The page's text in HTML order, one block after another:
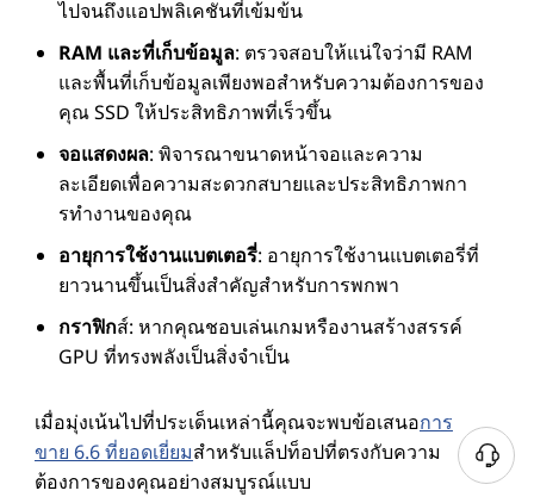
ไปจนถึงแอปพลิเคชันที่เข้มข้น
RAM และที่เก็บข้อมูล: ตรวจสอบให้แน่ใจว่ามี RAM
และพื้นที่เก็บข้อมูลเพียงพอสําหรับความต้องการของ
คุณ SSD ให้ประสิทธิภาพที่เร็วขึ้น
จอแสดงผล: พิจารณาขนาดหน้าจอและความ
ละเอียดเพื่อความสะดวกสบายและประสิทธิภาพกา
รทํางานของคุณ
อายุการใช้งานแบตเตอรี่: อายุการใช้งานแบตเตอรี่ที่
ยาวนานขึ้นเป็นสิ่งสําคัญสําหรับการพกพา
กราฟิกส์: หากคุณชอบเล่นเกมหรืองานสร้างสรรค์
GPU ที่ทรงพลังเป็นสิ่งจําเป็น
เมื่อมุ่งเน้นไปที่ประเด็นเหล่านี้คุณจะพบข้อเสนอการ
ขาย 6.6 ที่ยอดเยี่ยมสําหรับแล็ปท็อปที่ตรงกับความ
ต้องการของคุณอย่างสมบูรณ์แบบ